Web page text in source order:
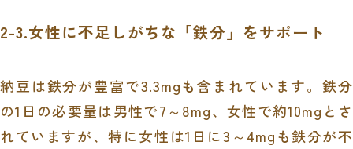
2-3.女性に不足しがちな「鉄分」をサポート
納豆は鉄分が豊富で3.3mgも含まれています。鉄分
の1日の必要量は男性で7～8mg、女性で約10mgとさ
れていますが、特に女性は1日に3～4mgも鉄分が不